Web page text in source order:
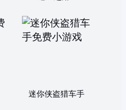
迷你侠盗猎车手